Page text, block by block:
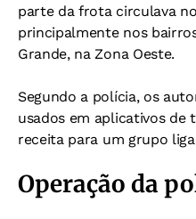
parte da frota circulava
principalmente nos
Grande, na Zona Oeste.
Segundo a polícia, os
usados em aplicativos de
receita para um grupo
Operação da